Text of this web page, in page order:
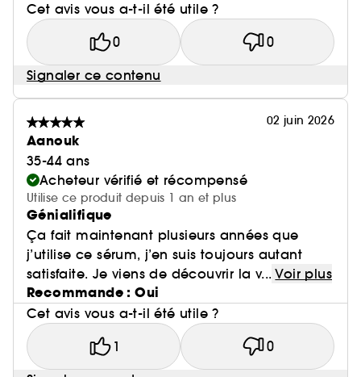
Cet avis vous a-t-il été utile ?
0 0
Signaler ce contenu
02 juin 2026
Aanouk
35-44 ans
Acheteur vérifié et récompensé
Utilise ce produit depuis 1 an et plus
Génialifique
Ça fait maintenant plusieurs années que
j’utilise ce sérum, j’en suis toujours autant
satisfaite. Je viens de découvrir la v... Voir plus
Recommande : Oui
Cet avis vous a-t-il été utile ?
1 0